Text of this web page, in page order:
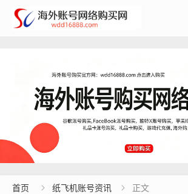
首页  纸飞机账号资讯  正文